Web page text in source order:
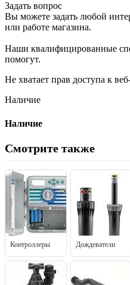
Задать вопрос
Вы можете задать любой
или работе магазина.
Наши квалифицированные
помогут.
Не хватает прав доступа к
Наличие
Наличие
Смотрите также
Контроллеры Дождеватели